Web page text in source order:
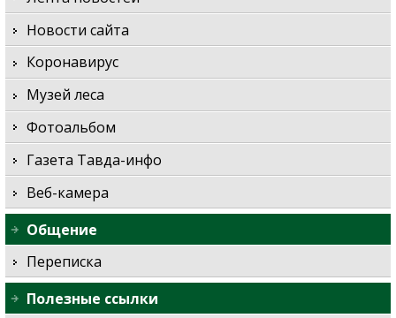
Новости сайта
Коронавирус
Музей леса
Фотоальбом
Газета Тавда-инфо
Веб-камера
Общение
Переписка
Полезные ссылки